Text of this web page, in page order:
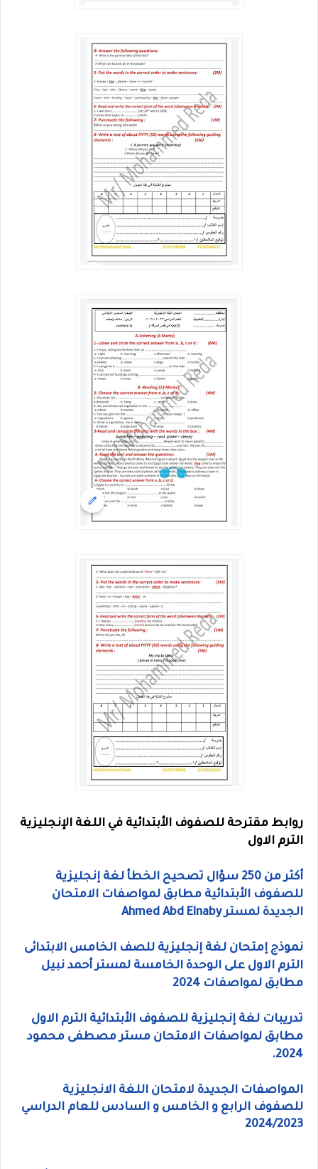
روابط مقترحة للصفوف الأبتدائية في اللغة الإنجليزية
الترم الاول
أكثر من 250 سؤال تصحيح الخطأ لغة إنجليزية
للصفوف الأبتدائية مطابق لمواصفات الامتحان
الجديدة لمستر Ahmed Abd Elnaby
نموذج إمتحان لغة إنجليزية للصف الخامس الابتدائى
الترم الاول على الوحدة الخامسة لمستر أحمد نبيل
مطابق لمواصفات 2024
تدريبات لغة إنجليزية للصفوف الأبتدائية الترم الاول
مطابق لمواصفات الامتحان مستر مصطفى محمود
2024.
المواصفات الجديدة لامتحان اللغة الانجليزية
للصفوف الرابع و الخامس و السادس للعام الدراسي
2024/2023